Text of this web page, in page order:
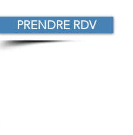
PRENDRE RDV